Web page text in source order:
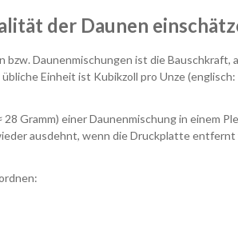
der Daunen
bzw. Daunenmischungen ist die
Einheit ist Kubikzoll pro Unze
28 Gramm) einer Daunenmischung in einem
ausdehnt, wenn die Druckplatte entfernt